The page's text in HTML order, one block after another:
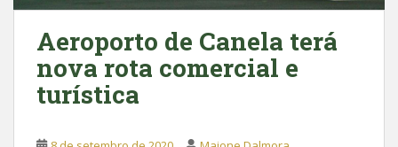
Aeroporto de Canela terá
nova rota comercial e
turística